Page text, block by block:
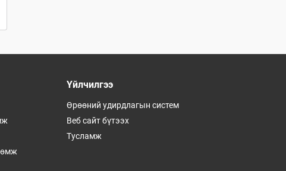
Үйлчилгээ
Өрөөний удирдлагын систем
Веб сайт бүтээх
Тусламж